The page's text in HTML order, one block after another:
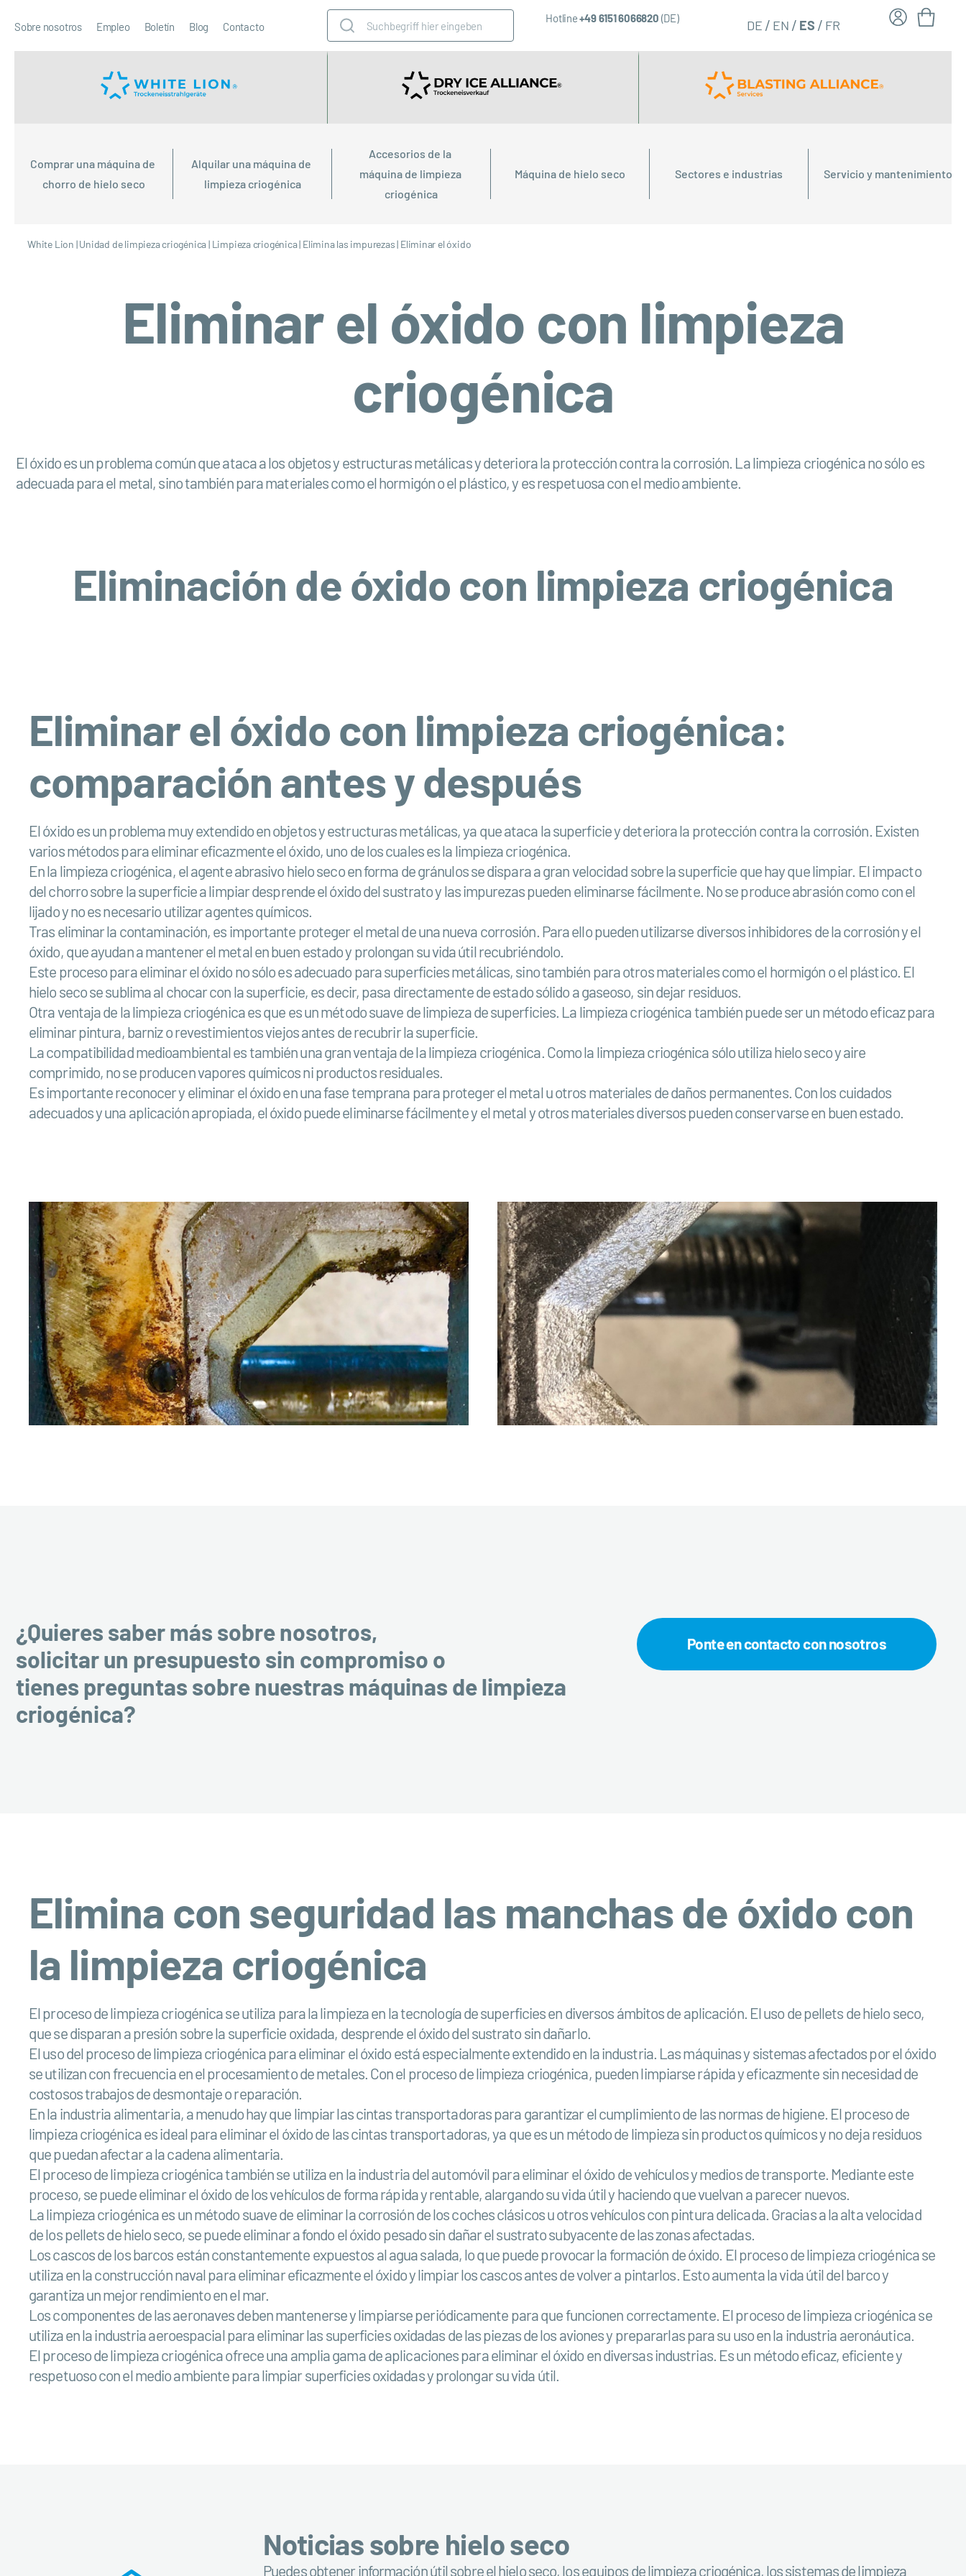
Sobre nosotros Empleo Boletín Blog Contacto
Hotline+49 6151 6066820 (DE) DE EN ES FR
Comprar una máquina de
chorro de hielo seco
Alquilar una máquina de
limpieza criogénica
Accesorios de la
máquina de limpieza
criogénica
Máquina de hielo seco Sectores e industrias Servicio y mantenimiento
White Lion |Unidad de limpieza criogénica| Limpieza criogénica| Elimina las impurezas| Eliminar el óxido
Eliminar el óxido con limpieza
criogénica
El óxido es un problema común que ataca a los objetos y estructuras metálicas y deteriora la protección contra la corrosión. La limpieza criogénica no sólo es
adecuada para el metal, sino también para materiales como el hormigón o el plástico, y es respetuosa con el medio ambiente.
Eliminación de óxido con limpieza criogénica
Eliminar el óxido con limpieza criogénica:
comparación antes y después
El óxido es un problema muy extendido en objetos y estructuras metálicas, ya que ataca la superficie y deteriora la protección contra la corrosión. Existen
varios métodos para eliminar eficazmente el óxido, uno de los cuales es la limpieza criogénica.
En la limpieza criogénica, el agente abrasivo hielo seco en forma de gránulos se dispara a gran velocidad sobre la superficie que hay que limpiar. El impacto
del chorro sobre la superficie a limpiar desprende el óxido del sustrato y las impurezas pueden eliminarse fácilmente. No se produce abrasión como con el
lijado y no es necesario utilizar agentes químicos.
Tras eliminar la contaminación, es importante proteger el metal de una nueva corrosión. Para ello pueden utilizarse diversos inhibidores de la corrosión y el
óxido, que ayudan a mantener el metal en buen estado y prolongan su vida útil recubriéndolo.
Este proceso para eliminar el óxido no sólo es adecuado para superficies metálicas, sino también para otros materiales como el hormigón o el plástico. El
hielo seco se sublima al chocar con la superficie, es decir, pasa directamente de estado sólido a gaseoso, sin dejar residuos.
Otra ventaja de la limpieza criogénica es que es un método suave de limpieza de superficies. La limpieza criogénica también puede ser un método eficaz para
eliminar pintura, barniz o revestimientos viejos antes de recubrir la superficie.
La compatibilidad medioambiental es también una gran ventaja de la limpieza criogénica. Como la limpieza criogénica sólo utiliza hielo seco y aire
comprimido, no se producen vapores químicos ni productos residuales.
Es importante reconocer y eliminar el óxido en una fase temprana para proteger el metal u otros materiales de daños permanentes. Con los cuidados
adecuados y una aplicación apropiada, el óxido puede eliminarse fácilmente y el metal y otros materiales diversos pueden conservarse en buen estado.
¿Quieres saber más sobre nosotros,
solicitar un presupuesto sin compromiso o
tienes preguntas sobre nuestras máquinas de limpieza
criogénica?
Ponte en contacto con nosotros
Elimina con seguridad las manchas de óxido con
la limpieza criogénica
El proceso de limpieza criogénica se utiliza para la limpieza en la tecnología de superficies en diversos ámbitos de aplicación. El uso de pellets de hielo seco,
que se disparan a presión sobre la superficie oxidada, desprende el óxido del sustrato sin dañarlo.
El uso del proceso de limpieza criogénica para eliminar el óxido está especialmente extendido en la industria. Las máquinas y sistemas afectados por el óxido
se utilizan con frecuencia en el procesamiento de metales. Con el proceso de limpieza criogénica, pueden limpiarse rápida y eficazmente sin necesidad de
costosos trabajos de desmontaje o reparación.
En la industria alimentaria, a menudo hay que limpiar las cintas transportadoras para garantizar el cumplimiento de las normas de higiene. El proceso de
limpieza criogénica es ideal para eliminar el óxido de las cintas transportadoras, ya que es un método de limpieza sin productos químicos y no deja residuos
que puedan afectar a la cadena alimentaria.
El proceso de limpieza criogénica también se utiliza en la industria del automóvil para eliminar el óxido de vehículos y medios de transporte. Mediante este
proceso, se puede eliminar el óxido de los vehículos de forma rápida y rentable, alargando su vida útil y haciendo que vuelvan a parecer nuevos.
La limpieza criogénica es un método suave de eliminar la corrosión de los coches clásicos u otros vehículos con pintura delicada. Gracias a la alta velocidad
de los pellets de hielo seco, se puede eliminar a fondo el óxido pesado sin dañar el sustrato subyacente de las zonas afectadas.
Los cascos de los barcos están constantemente expuestos al agua salada, lo que puede provocar la formación de óxido. El proceso de limpieza criogénica se
utiliza en la construcción naval para eliminar eficazmente el óxido y limpiar los cascos antes de volver a pintarlos. Esto aumenta la vida útil del barco y
garantiza un mejor rendimiento en el mar.
Los componentes de las aeronaves deben mantenerse y limpiarse periódicamente para que funcionen correctamente. El proceso de limpieza criogénica se
utiliza en la industria aeroespacial para eliminar las superficies oxidadas de las piezas de los aviones y prepararlas para su uso en la industria aeronáutica.
El proceso de limpieza criogénica ofrece una amplia gama de aplicaciones para eliminar el óxido en diversas industrias. Es un método eficaz, eficiente y
respetuoso con el medio ambiente para limpiar superficies oxidadas y prolongar su vida útil.
Noticias sobre hielo seco
Puedes obtener información útil sobre el hielo seco, los equipos de limpieza criogénica, los sistemas de limpieza